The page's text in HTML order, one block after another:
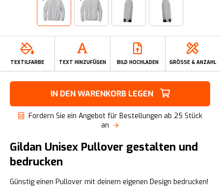
TEXTILFARBE TEXT HINZUFÜGEN BILD HOCHLADEN GRÖSSE & ANZAHL
IN DEN WARENKORB LEGEN
Fordern Sie ein Angebot für Bestellungen ab 25 Stück
an
Gildan Unisex Pullover gestalten und
bedrucken
Günstig einen Pullover mit deinem eigenen Design bedrucken!